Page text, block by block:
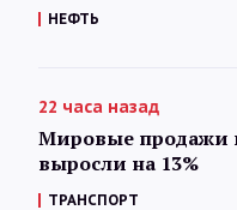
НЕФТЬ
22 часа назад
Мировые продажи
выросли на 13%
ТРАНСПОРТ